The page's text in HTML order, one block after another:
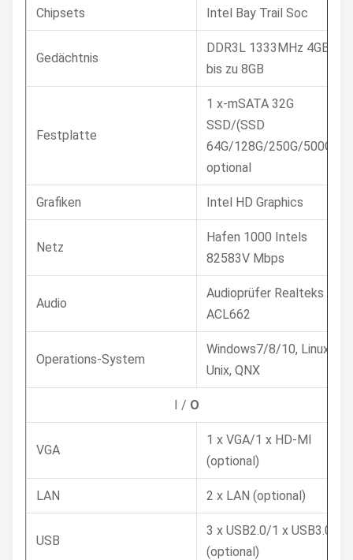
Chipsets Intel Bay Trail Soc
Gedächtnis
DDR3L 1333MHz 4GB,
bis zu 8GB
Festplatte
1 x-mSATA 32G
SSD/(SSD
64G/128G/250G/500G)
optional
Grafiken Intel HD Graphics
Netz
Hafen 1000 Intels
82583V Mbps
Audio
Audioprüfer Realteks
ACL662
Operations-System
Windows7/8/10, Linux,
Unix, QNX
I / O
VGA
1 x VGA/1 x HD-MI
(optional)
LAN 2 x LAN (optional)
USB
3 x USB2.0/1 x USB3.0
(optional)